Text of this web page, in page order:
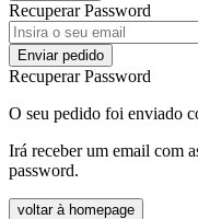
Recuperar Password
Enviar pedido
Recuperar Password
O seu pedido foi enviado
Irá receber um email com
password.
voltar à homepage